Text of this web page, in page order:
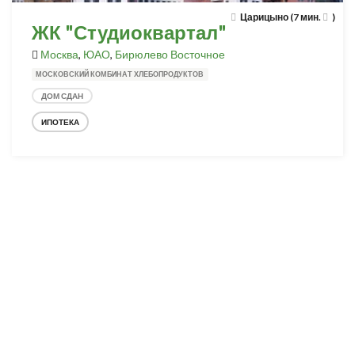
Царицыно (7 мин. )
ЖК "Студиоквартал"
Москва, ЮАО, Бирюлево Восточное
МОСКОВСКИЙ КОМБИНАТ ХЛЕБОПРОДУКТОВ
ДОМ СДАН
ИПОТЕКА